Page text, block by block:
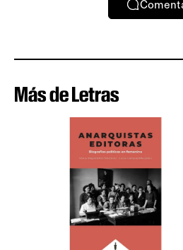
Más de Letras